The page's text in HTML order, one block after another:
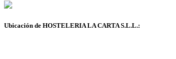
Ubicación de HOSTELERIA LA CARTA S.L.L.: